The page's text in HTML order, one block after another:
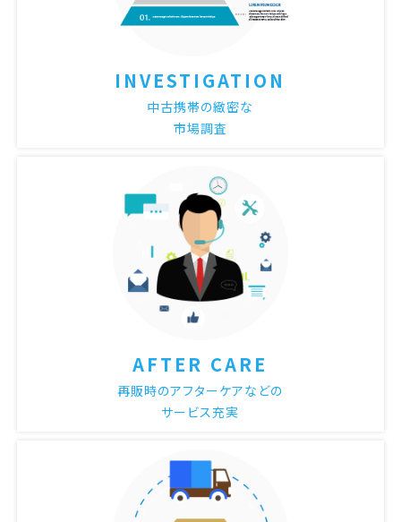
INVESTIGATION
中古携帯の緻密な
市場調査
AFTER CARE
再販時のアフターケアなどの
サービス充実